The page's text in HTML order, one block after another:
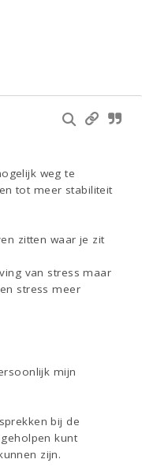
weg te
tot meer stabiliteit
zitten waar je zit
van stress maar
stress meer
mijn
bij de
kunt
zijn.